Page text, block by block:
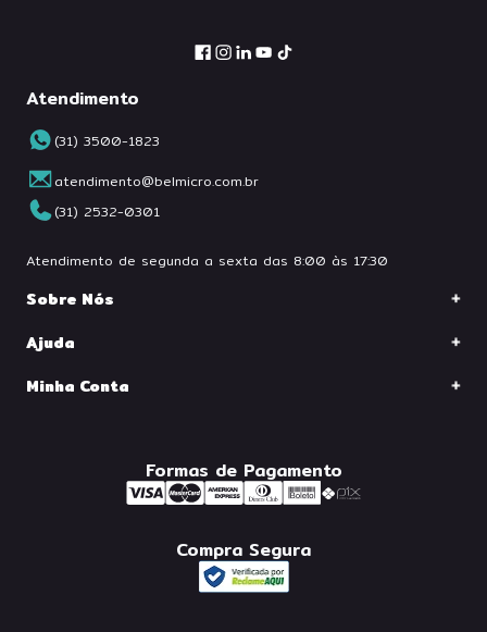
Atendimento
(31) 3500-1823
atendimento@belmicro.com.br
(31) 2532-0301
Atendimento de segunda a sexta das 8:00 às 17:30
Sobre Nós
Ajuda
Minha Conta
Formas de Pagamento
Compra Segura